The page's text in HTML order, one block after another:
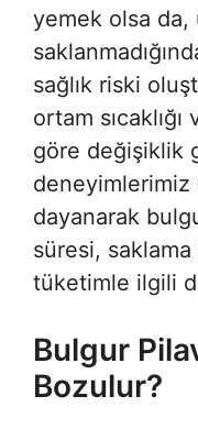
yemek olsa da,
sağlık riski
ortam
göre değişiklik
deneyimlerimiz
dayanarak
süresi,
tüketimle ilgili
Bulgur
Bozulur?